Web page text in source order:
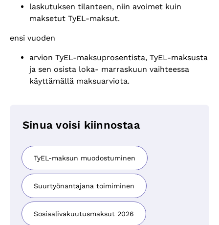
laskutuksen tilanteen, niin avoimet kuin
maksetut TyEL-maksut.
ensi vuoden
arvion TyEL-maksuprosentista, TyEL-maksusta
ja sen osista loka- marraskuun vaihteessa
käyttämällä maksuarviota.
Sinua voisi kiinnostaa
TyEL-maksun muodostuminen
Suurtyönantajana toimiminen
Sosiaalivakuutusmaksut 2026